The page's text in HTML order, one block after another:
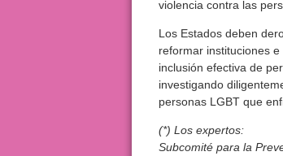
violencia contra las
Los Estados deben
reformar instituciones
inclusión efectiva de
investigando
personas LGBT que
(*) Los expertos:
Subcomité para la